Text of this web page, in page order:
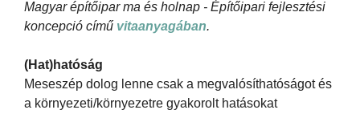
Magyar építőipar ma és holnap - Építőipari fejlesztési
koncepció című vitaanyagában.
(Hat)hatóság
Meseszép dolog lenne csak a megvalósíthatóságot és
a környezeti/környezetre gyakorolt hatásokat